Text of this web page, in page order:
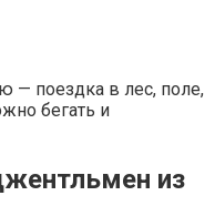
— поездка в лес, поле,
бегать и
из